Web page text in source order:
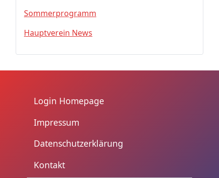
Sommerprogramm
Hauptverein News
Login Homepage
Impressum
Datenschutzerklärung
Kontakt